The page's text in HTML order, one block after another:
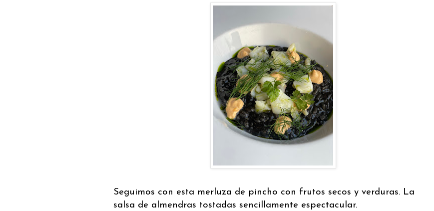
Seguimos con esta merluza de pincho con frutos secos y verduras. La
salsa de almendras tostadas sencillamente espectacular.